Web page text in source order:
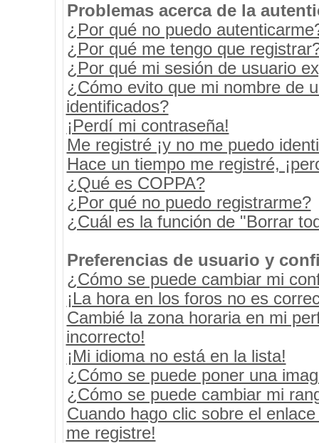
Problemas acerca de la
¿Por qué no puedo
¿Por qué me tengo que
¿Por qué mi sesión de usuario
¿Cómo evito que mi nombre de
identificados?
¡Perdí mi contraseña!
Me registré ¡y no me puedo
Hace un tiempo me registré,
¿Qué es COPPA?
¿Por qué no puedo registrarme?
¿Cuál es la función de "Borrar
Preferencias de usuario y
¿Cómo se puede cambiar mi
¡La hora en los foros no es
Cambié la zona horaria en mi
incorrecto!
¡Mi idioma no está en la lista!
¿Cómo se puede poner una
¿Cómo se puede cambiar mi
Cuando hago clic sobre el
me registre!